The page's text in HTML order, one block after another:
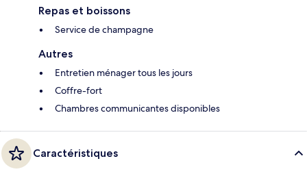
Repas et boissons
Service de champagne
Autres
Entretien ménager tous les jours
Coffre-fort
Chambres communicantes disponibles
Caractéristiques